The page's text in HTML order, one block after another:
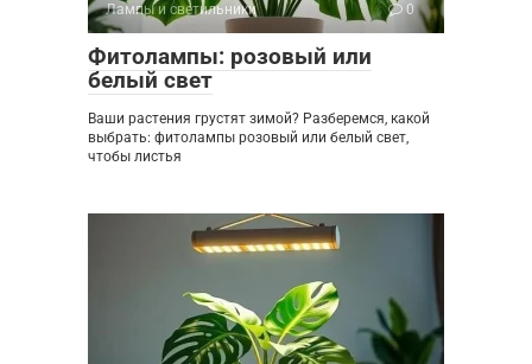
Лампы и светильники 0
Фитолампы: розовый или
белый свет
Ваши растения грустят зимой? Разберемся, какой
выбрать: фитолампы розовый или белый свет,
чтобы листья